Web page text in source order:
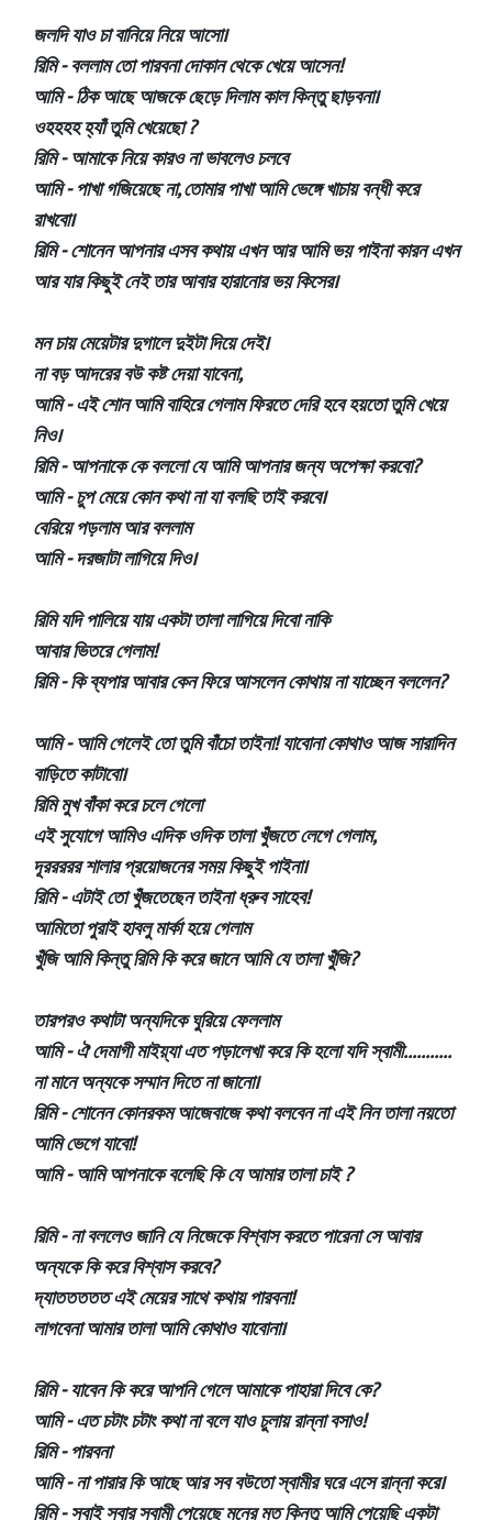
জলদি যাও চা বানিয়ে নিয়ে আসো।
রিমি - বললাম তো পারবনা দোকান থেকে খেয়ে আসেন!
আমি - ঠিক আছে আজকে ছেড়ে দিলাম কাল কিন্তু ছাড়বনা।
ওহহহহ হ্যাঁ তুমি খেয়েছো ?
রিমি - আমাকে নিয়ে কারও না ভাবলেও চলবে
আমি - পাখা গজিয়েছে না, তোমার পাখা আমি ভেঙ্গে খাচায় বন্ধী করে
রাখবো।
রিমি - শোনেন আপনার এসব কথায় এখন আর আমি ভয় পাইনা কারন এখন
আর যার কিছুই নেই তার আবার হারানোর ভয় কিসের।
মন চায় মেয়েটার দুগালে দুইটা দিয়ে দেই।
না বড় আদরের বউ কষ্ট দেয়া যাবেনা,
আমি - এই শোন আমি বাহিরে গেলাম ফিরতে দেরি হবে হয়তো তুমি খেয়ে
নিও।
রিমি - আপনাকে কে বললো যে আমি আপনার জন্য অপেক্ষা করবো?
আমি - চুপ মেয়ে কোন কথা না যা বলছি তাই করবে।
বেরিয়ে পড়লাম আর বললাম
আমি - দরজাটা লাগিয়ে দিও।
রিমি যদি পালিয়ে যায় একটা তালা লাগিয়ে দিবো নাকি
আবার ভিতরে গেলাম!
রিমি - কি ব্যপার আবার কেন ফিরে আসলেন কোথায় না যাচ্ছেন বললেন?
আমি - আমি গেলেই তো তুমি বাঁচো তাইনা! যাবোনা কোথাও আজ সারাদিন
বাড়িতে কাটাবো।
রিমি মুখ বাঁকা করে চলে গেলো
এই সুযোগে আমিও এদিক ওদিক তালা খুঁজতে লেগে গেলাম,
দূররররর শালার প্রয়োজনের সময় কিছুই পাইনা।
রিমি - এটাই তো খুঁজতেছেন তাইনা ধ্রুব সাহেব!
আমিতো পুরাই হাবলু মার্কা হয়ে গেলাম
খুঁজি আমি কিন্তু রিমি কি করে জানে আমি যে তালা খুঁজি?
তারপরও কথাটা অন্যদিকে ঘুরিয়ে ফেললাম
আমি - ঐ দেমাগী মাইয়্যা এত পড়ালেখা করে কি হলো যদি স্বামী...........
না মানে অন্যকে সম্মান দিতে না জানো।
রিমি - শোনেন কোনরকম আজেবাজে কথা বলবেন না এই নিন তালা নয়তো
আমি ভেগে যাবো!
আমি - আমি আপনাকে বলেছি কি যে আমার তালা চাই ?
রিমি - না বললেও জানি যে নিজেকে বিশ্বাস করতে পারেনা সে আবার
অন্যকে কি করে বিশ্বাস করবে?
দ্যাততততত এই মেয়ের সাথে কথায় পারবনা!
লাগবেনা আমার তালা আমি কোথাও যাবোনা।
রিমি - যাবেন কি করে আপনি গেলে আমাকে পাহারা দিবে কে?
আমি - এত চটাং চটাং কথা না বলে যাও চুলায় রান্না বসাও!
রিমি - পারবনা
আমি - না পারার কি আছে আর সব বউতো স্বামীর ঘরে এসে রান্না করে।